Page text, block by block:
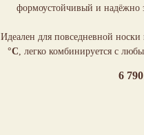
формоустойчивый и надёжно
Идеален для повседневной
°C, легко комбинируется с
6 790